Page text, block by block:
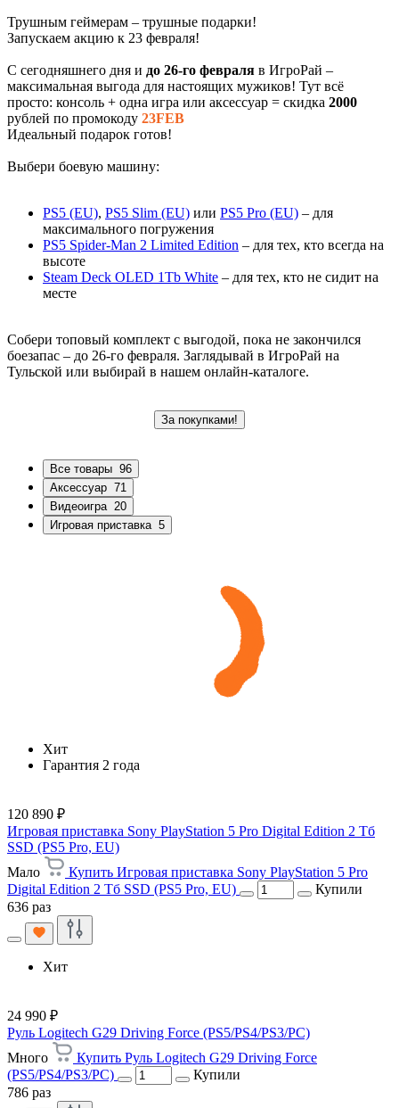
Трушным геймерам – трушные подарки!
Запускаем акцию к 23 февраля!
С сегодняшнего дня и до 26-го февраля в ИгроРай –
максимальная выгода для настоящих мужиков! Тут всё
просто: консоль + одна игра или аксессуар = скидка 2000
рублей по промокоду 23FEB
Идеальный подарок готов!
Выбери боевую машину:
PS5 (EU), PS5 Slim (EU) или PS5 Pro (EU) – для
максимального погружения
PS5 Spider-Man 2 Limited Edition – для тех, кто всегда на
высоте
Steam Deck OLED 1Tb White – для тех, кто не сидит на
месте
Собери топовый комплект с выгодой, пока не закончился
боезапас – до 26-го февраля. Заглядывай в ИгроРай на
Тульской или выбирай в нашем онлайн-каталоге.
За покупками!
Все товары 96
Аксессуар 71
Видеоигра 20
Игровая приставка 5
Хит
Гарантия 2 года
120 890 ₽
Игровая приставка Sony PlayStation 5 Pro Digital Edition 2 Тб
SSD (PS5 Pro, EU)
Мало
Купить Игровая приставка Sony PlayStation 5 Pro
Digital Edition 2 Тб SSD (PS5 Pro, EU)
Купили
636 раз
Хит
24 990 ₽
Руль Logitech G29 Driving Force (PS5/PS4/PS3/PC)
Много
Купить Руль Logitech G29 Driving Force
(PS5/PS4/PS3/PC)
Купили
786 раз